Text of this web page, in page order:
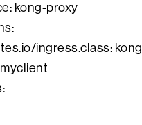
kong-proxy
ingress.class: kong